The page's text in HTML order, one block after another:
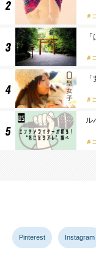
ル
Pinterest Instagram